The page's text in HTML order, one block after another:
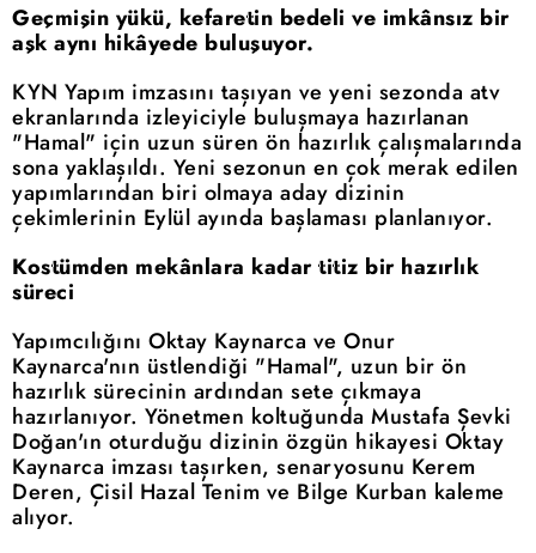
Geçmişin yükü, kefaretin bedeli ve imkânsız bir
aşk aynı hikâyede buluşuyor.
KYN Yapım imzasını taşıyan ve yeni sezonda atv
ekranlarında izleyiciyle buluşmaya hazırlanan
"Hamal" için uzun süren ön hazırlık çalışmalarında
sona yaklaşıldı. Yeni sezonun en çok merak edilen
yapımlarından biri olmaya aday dizinin
çekimlerinin Eylül ayında başlaması planlanıyor.
Kostümden mekânlara kadar titiz bir hazırlık
süreci
Yapımcılığını Oktay Kaynarca ve Onur
Kaynarca'nın üstlendiği "Hamal", uzun bir ön
hazırlık sürecinin ardından sete çıkmaya
hazırlanıyor. Yönetmen koltuğunda Mustafa Şevki
Doğan'ın oturduğu dizinin özgün hikayesi Oktay
Kaynarca imzası taşırken, senaryosunu Kerem
Deren, Çisil Hazal Tenim ve Bilge Kurban kaleme
alıyor.